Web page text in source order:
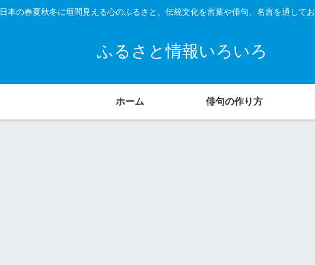
日本の春夏秋冬に垣間見える心のふるさと、伝統文化を言葉や俳句、名言を通してお
ふるさと情報いろいろ
ホーム 俳句の作り方